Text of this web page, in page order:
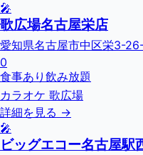
🎤
歌広場名古屋栄店
愛知県名古屋市中区栄3-
0
食事あり 飲み放題
カラオケ 歌広場
詳細を見る →
🎤
ビッグエコー名古屋駅